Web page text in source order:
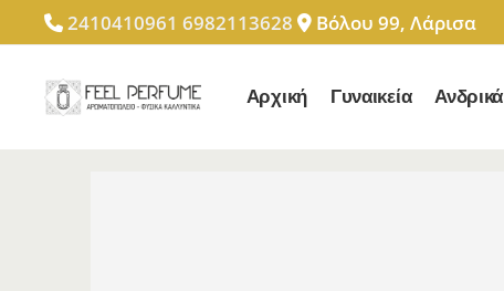
24104109616982113628 Βόλου 99, Λάρισα
Αρχική Γυναικεία Ανδρικά